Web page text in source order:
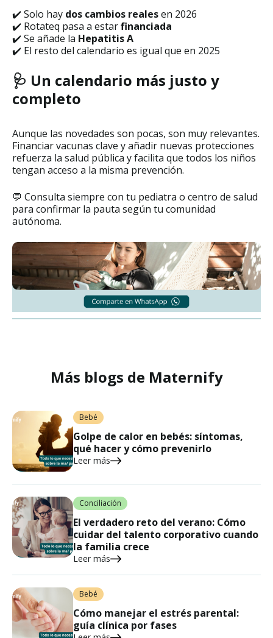
✔️ Solo hay dos cambios realesen 2026
✔️ Rotateq pasa a estarfinanciada
✔️ Se añade la Hepatitis A
✔️ El resto del calendario es igual que en 2025
🩺 Un calendario más justo y
completo
Aunque las novedades son pocas, son muy relevantes.
Financiar vacunas clave y añadir nuevas protecciones
refuerza la salud pública y facilita que todos los niños
tengan acceso a la misma prevención.
💬 Consulta siempre con tu pediatra o centro de salud
para confirmar la pauta según tu comunidad
autónoma.
Más blogs de Maternify
Bebé
Golpe de calor en bebés: síntomas,
qué hacer y cómo prevenirlo
Leer más
Conciliación
El verdadero reto del verano: Cómo
cuidar del talento corporativo cuando
la familia crece
Leer más
Bebé
Cómo manejar el estrés parental:
guía clínica por fases